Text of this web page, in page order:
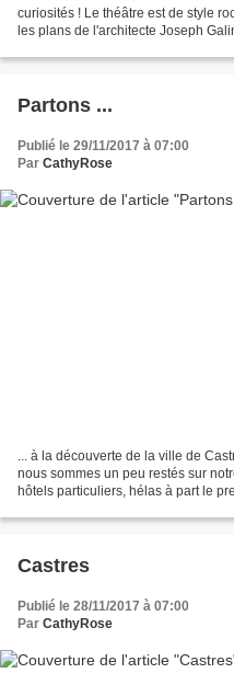
curiosités ! Le théâtre est de style
les plans de l'architecte Joseph
Partons ...
Publié le 29/11/2017 à 07:00
Par CathyRose
... à la découverte de la ville de
nous sommes un peu restés sur
hôtels particuliers, hélas à part le
Castres
Publié le 28/11/2017 à 07:00
Par CathyRose